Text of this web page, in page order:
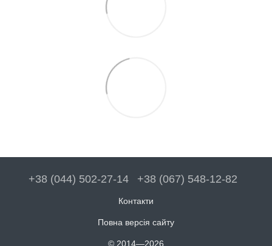
+38 (044) 502-27-14 +38 (067) 548-12-82
Контакти
Повна версія сайту
© 2014—2026